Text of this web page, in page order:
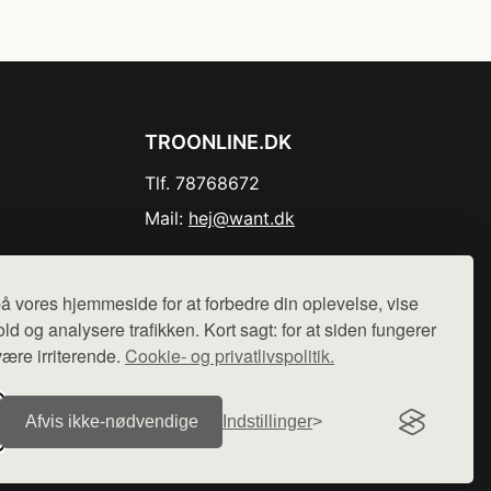
vores hjemmeside for at forbedre din oplevelse, vise
og analysere trafikken. Kort sagt: for at siden fungerer
irriterende. Cookie- og privatlivspolitik.
Afvis ikke‑nødvendige Indstillinger
TROONLINE.DK
Tlf. 78768672
Mail: hej@want.dk
sælges ikke varer fra denne side - vi henviser til de shops,